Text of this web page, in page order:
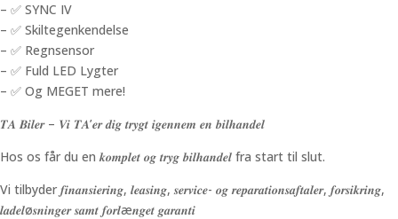
– ✅ SYNC IV
– ✅ Skiltegenkendelse
– ✅ Regnsensor
– ✅ Fuld LED Lygter
– ✅ Og MEGET mere!
𝑻𝑨 𝑩𝒊𝒍𝒆𝒓 – 𝑽𝒊 𝑻𝑨’𝒆𝒓 𝒅𝒊𝒈 𝒕𝒓𝒚𝒈𝒕 𝒊𝒈𝒆𝒏𝒏𝒆𝒎 𝒆𝒏 𝒃𝒊𝒍𝒉𝒂𝒏𝒅𝒆𝒍
Hos os får du en 𝒌𝒐𝒎𝒑𝒍𝒆𝒕 𝒐𝒈 𝒕𝒓𝒚𝒈 𝒃𝒊𝒍𝒉𝒂𝒏𝒅𝒆𝒍 fra start til slut.
Vi tilbyder 𝒇𝒊𝒏𝒂𝒏𝒔𝒊𝒆𝒓𝒊𝒏𝒈, 𝒍𝒆𝒂𝒔𝒊𝒏𝒈, 𝒔𝒆𝒓𝒗𝒊𝒄𝒆- 𝒐𝒈 𝒓𝒆𝒑𝒂𝒓𝒂𝒕𝒊𝒐𝒏𝒔𝒂𝒇𝒕𝒂𝒍𝒆𝒓, 𝒇𝒐𝒓𝒔𝒊𝒌𝒓𝒊𝒏𝒈,
𝒍𝒂𝒅𝒆𝒍ø𝒔𝒏𝒊𝒏𝒈𝒆𝒓 𝒔𝒂𝒎𝒕 𝒇𝒐𝒓𝒍æ𝒏𝒈𝒆𝒕 𝒈𝒂𝒓𝒂𝒏𝒕𝒊